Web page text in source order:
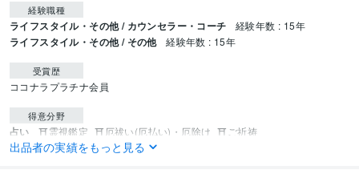
経験職種
ライフスタイル・その他 / カウンセラー・コーチ 経験年数 : 15年
ライフスタイル・その他 / その他 経験年数 : 15年
受賞歴
ココナラプラチナ会員
得意分野
占い ⛩️霊視鑑定 ⛩️厄祓い(厄払い)・厄除け ⛩️ご祈祷
霊視 祈祷 祈願 悩み 人間関係
出品者の実績をもっと見る